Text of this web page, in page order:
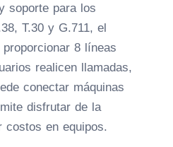
soporte para los
T.30 y G.711, el
8 líneas
realicen llamadas,
conectar máquinas
disfrutar de la
costos en equipos.